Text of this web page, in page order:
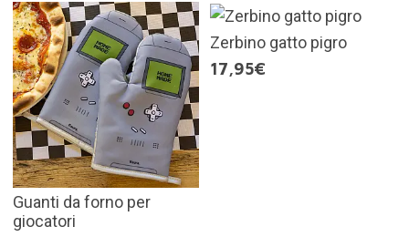
Guanti da forno per
giocatori
Zerbino gatto pigro
17,95€